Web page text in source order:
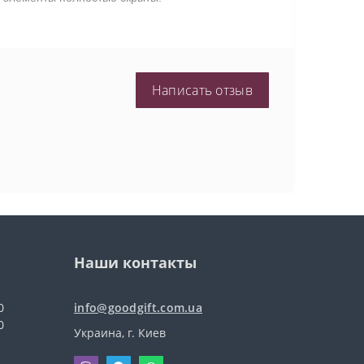
Написать отзыв
Наши контакты
info@goodgift.com.ua
Украина, г. Киев